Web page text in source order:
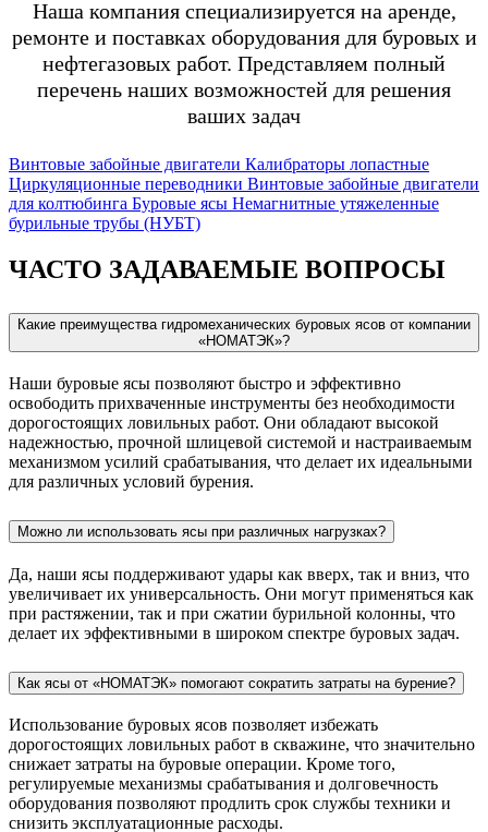
Наша компания специализируется на аренде,
ремонте и поставках оборудования для буровых и
нефтегазовых работ. Представляем полный
перечень наших возможностей для решения
ваших задач
Винтовые забойные двигатели Калибраторы лопастные
Циркуляционные переводники Винтовые забойные двигатели
для колтюбинга Буровые ясы Немагнитные утяжеленные
бурильные трубы (НУБТ)
ЧАСТО ЗАДАВАЕМЫЕ ВОПРОСЫ
Какие преимущества гидромеханических буровых ясов от компании
«НОМАТЭК»?
Наши буровые ясы позволяют быстро и эффективно
освободить прихваченные инструменты без необходимости
дорогостоящих ловильных работ. Они обладают высокой
надежностью, прочной шлицевой системой и настраиваемым
механизмом усилий срабатывания, что делает их идеальными
для различных условий бурения.
Можно ли использовать ясы при различных нагрузках?
Да, наши ясы поддерживают удары как вверх, так и вниз, что
увеличивает их универсальность. Они могут применяться как
при растяжении, так и при сжатии бурильной колонны, что
делает их эффективными в широком спектре буровых задач.
Как ясы от «НОМАТЭК» помогают сократить затраты на бурение?
Использование буровых ясов позволяет избежать
дорогостоящих ловильных работ в скважине, что значительно
снижает затраты на буровые операции. Кроме того,
регулируемые механизмы срабатывания и долговечность
оборудования позволяют продлить срок службы техники и
снизить эксплуатационные расходы.